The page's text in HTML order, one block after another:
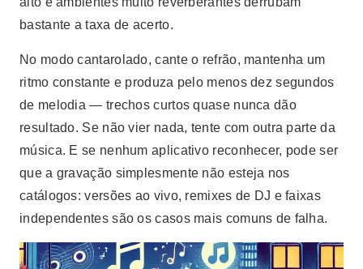
bastante a taxa de acerto.
No modo cantarolado, cante o refrão, mantenha um
ritmo constante e produza pelo menos dez segundos
de melodia — trechos curtos quase nunca dão
resultado. Se não vier nada, tente com outra parte da
música. E se nenhum aplicativo reconhecer, pode ser
que a gravação simplesmente não esteja nos
catálogos: versões ao vivo, remixes de DJ e faixas
independentes são os casos mais comuns de falha.